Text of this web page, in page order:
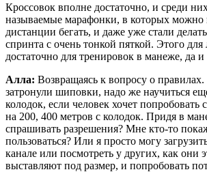
Кроссовок вполне достаточно, и среди
называемые марафонки, в которых можно
дистанции бегать, и даже уже стали
спринта с очень тонкой пяткой. Этого
достаточно для тренировок в манеже, да
Алла: Возвращаясь к вопросу о
затронули шиповки, надо же научиться
колодок, если человек хочет
на 200, 400 метров с колодок. Придя в
спрашивать разрешения? Мне кто-то
пользоваться? Или я просто могу
канале или посмотреть у других, как они
выставляют под размер, и попробовать